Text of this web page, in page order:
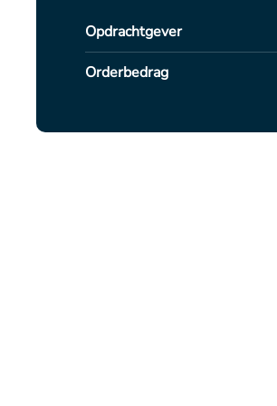
Opdrachtgever
Orderbedrag